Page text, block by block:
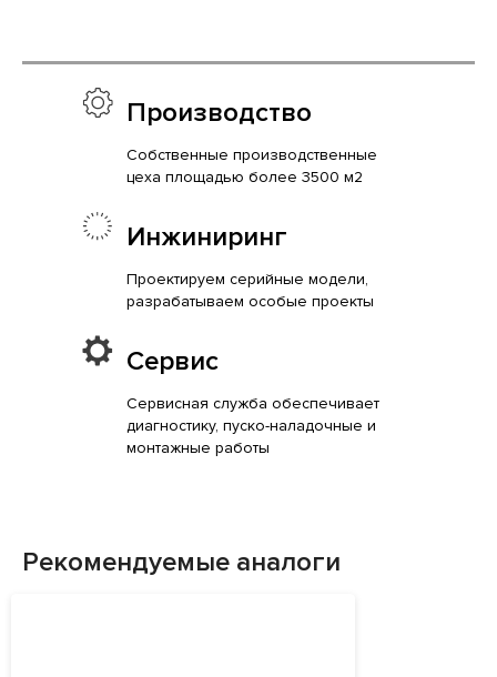
Производство
Собственные производственные
цеха площадью более 3500 м2
Инжиниринг
Проектируем серийные модели,
разрабатываем особые проекты
Сервис
Сервисная служба обеспечивает
диагностику, пуско-наладочные и
монтажные работы
Рекомендуемые аналоги